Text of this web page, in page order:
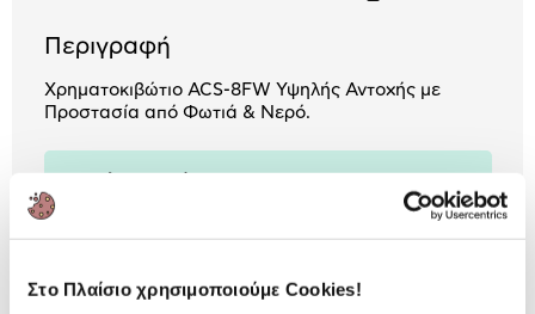
Στο Πλαίσιο χρησιμοποιούμε Cookies!
Περιγραφή
Χρηματοκιβώτιο ACS-8FW Υψηλής Αντοχής με
Προστασία από Φωτιά & Νερό.